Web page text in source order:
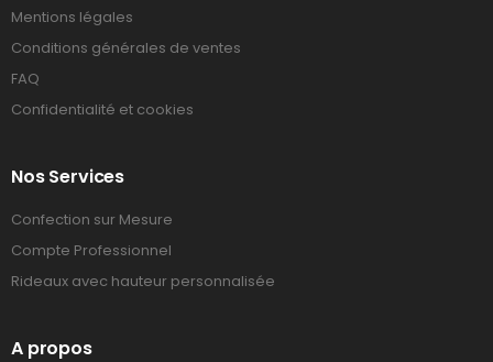
Mentions légales
Conditions générales de ventes
FAQ
Confidentialité et cookies
Nos Services
Confection sur Mesure
Compte Professionnel
Rideaux avec hauteur personnalisée
A propos